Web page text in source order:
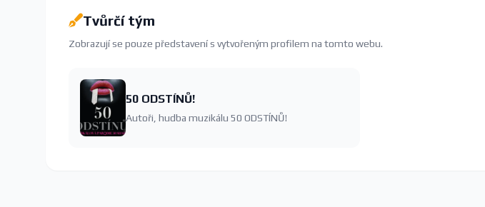
Tvůrčí tým
Zobrazují se pouze představení s vytvořeným profilem na tomto webu.
50 ODSTÍNŮ!
Autoři, hudba muzikálu 50 ODSTÍNŮ!